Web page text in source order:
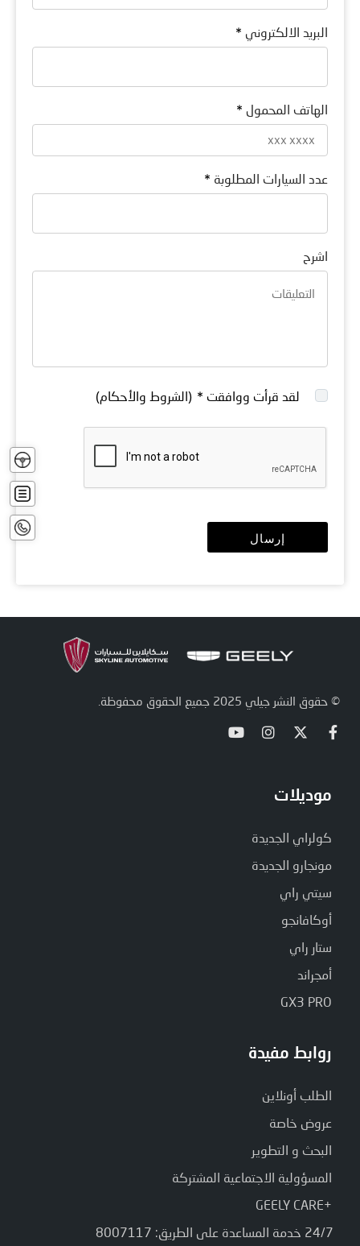
تجربة
الآن
اتصل
بنا
البريد الالكتروني *
الهاتف المحمول *
عدد السيارات المطلوبة *
اشرح
لقد قرأت ووافقت * (الشروط والأحكام)
إرسال
© حقوق النشر جيلي 2025 جميع الحقوق محفوظة.
موديلات
كولراي الجديدة
مونجارو الجديدة
سيتي راي
أوكافانجو
ستار راي
أمجراند
GX3 PRO
روابط مفيدة
الطلب أونلاين
عروض خاصة
البحث و التطوير
المسؤولية الاجتماعية المشتركة
+GEELY CARE
24/7 خدمة المساعدة على الطريق: 8007117